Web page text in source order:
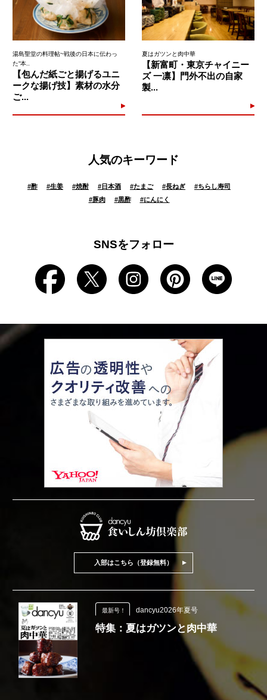
湯島聖堂の料理帖~戦後の日本に伝わっ
た“本..
【包んだ紙ごと揚げるユニ
ークな揚げ技】素材の水分
ご...
夏はガツンと肉中華
【新富町・東京チャイニー
ズ 一凛】門外不出の自家
製...
人気のキーワード
#酢 #生姜 #焼酎 # 日本酒 #たまご #長ねぎ #ちらし寿司
#豚肉 #黒酢 #にんにく
SNSをフォロー
入部はこちら（登録無料）
最新号！ dancyu2026年夏号
特集：夏はガツンと肉中華